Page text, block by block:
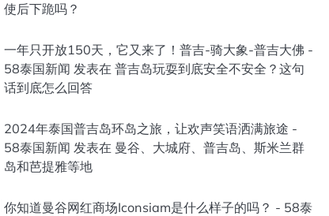
使后下跪吗？
一年只开放150天，它又来了！普吉-骑大象-普吉大佛 -
58泰国新闻 发表在 普吉岛玩耍到底安全不安全？这句
话到底怎么回答
2024年泰国普吉岛环岛之旅，让欢声笑语洒满旅途 -
58泰国新闻 发表在 曼谷、大城府、普吉岛、斯米兰群
岛和芭提雅等地
你知道曼谷网红商场Iconsiam是什么样子的吗？ - 58泰